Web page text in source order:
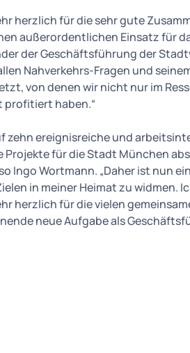
herzlich für die sehr gute
außerordentlichen Einsatz für
der Geschäftsführung der
Nahverkehrs-Fragen und
von denen wir nicht nur im
profitiert haben.“
zehn ereignisreiche und
für die Stadt München
Ingo Wortmann. „Daher ist nun
in meiner Heimat zu widmen.
herzlich für die vielen
neue Aufgabe als